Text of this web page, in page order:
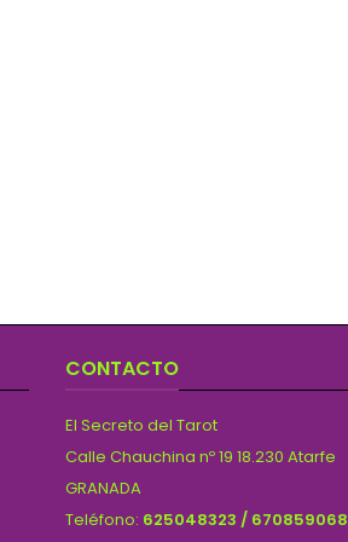
CONTACTO
El Secreto del Tarot
Calle Chauchina nº 19 18.230 Atarfe
GRANADA
Teléfono: 625048323 / 670859068